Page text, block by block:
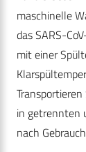
maschinelle
das SARS-
mit einer
in getrennten
nach